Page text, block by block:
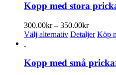
Kopp med stora
300.00kr – 350.00kr
300.00kr
Välj alternativ Den
har
flera
Detaljer Köp
Kopp med små